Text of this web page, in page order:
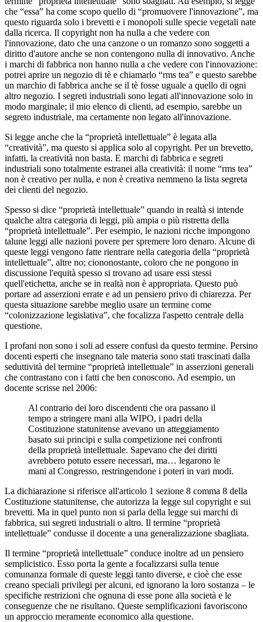
che “essa” ha come scopo quello di “promuovere l'innovazione”, ma
questo riguarda solo i brevetti e i monopoli sulle specie vegetali nate
dalla ricerca. Il copyright non ha nulla a che vedere con
l'innovazione, dato che una canzone o un romanzo sono soggetti a
diritto d'autore anche se non contengono nulla di innovativo. Anche
i marchi di fabbrica non hanno nulla a che vedere con l'innovazione:
potrei aprire un negozio di tè e chiamarlo “rms tea” e questo sarebbe
un marchio di fabbrica anche se il tè fosse uguale a quello di ogni
altro negozio. I segreti industriali sono legati all'innovazione solo in
modo marginale; il mio elenco di clienti, ad esempio, sarebbe un
segreto industriale, ma certamente non legato all'innovazione.
Si legge anche che la “proprietà intellettuale” è legata alla
“creatività”, ma questo si applica solo al copyright. Per un brevetto,
infatti, la creatività non basta. E marchi di fabbrica e segreti
industriali sono totalmente estranei alla creatività: il nome “rms tea”
non è creativo per nulla, e non è creativa nemmeno la lista segreta
dei clienti del negozio.
Spesso si dice “proprietà intellettuale” quando in realtà si intende
qualche altra categoria di leggi, più ampia o più ristretta della
“proprietà intellettuale”. Per esempio, le nazioni ricche impongono
talune leggi alle nazioni povere per spremere loro denaro. Alcune di
queste leggi vengono fatte rientrare nella categoria della “proprietà
intellettuale”, altre no; ciononostante, coloro che ne pongono in
discussione l'equità spesso si trovano ad usare essi stessi
quell'etichetta, anche se in realtà non è appropriata. Questo può
portare ad asserzioni errate e ad un pensiero privo di chiarezza. Per
questa situazione sarebbe meglio usare un termine come
“colonizzazione legislativa”, che focalizza l'aspetto centrale della
questione.
I profani non sono i soli ad essere confusi da questo termine. Persino
docenti esperti che insegnano tale materia sono stati trascinati dalla
seduttività del termine “proprietà intellettuale” in asserzioni generali
che contrastano con i fatti che ben conoscono. Ad esempio, un
docente scrisse nel 2006:
Al contrario dei loro discendenti che ora passano il
tempo a stringere mani alla WIPO, i padri della
Costituzione statunitense avevano un atteggiamento
basato sui principi e sulla competizione nei confronti
della proprietà intellettuale. Sapevano che dei diritti
avrebbero potuto essere necessari, ma… legarono le
mani al Congresso, restringendone i poteri in vari modi.
La dichiarazione si riferisce all'articolo 1 sezione 8 comma 8 della
Costituzione statunitense, che autorizza la legge sul copyright e sui
brevetti. Ma in quel punto non si parla della legge sui marchi di
fabbrica, sui segreti industriali o altro. Il termine “proprietà
intellettuale” condusse il docente a una generalizzazione sbagliata.
Il termine “proprietà intellettuale” conduce inoltre ad un pensiero
semplicistico. Esso porta la gente a focalizzarsi sulla tenue
comunanza formale di queste leggi tanto diverse, e cioè che esse
creano speciali privilegi per alcuni, ed ignorano la loro sostanza – le
specifiche restrizioni che ognuna di esse pone alla società e le
conseguenze che ne risultano. Queste semplificazioni favoriscono
un approccio meramente economico alla questione.